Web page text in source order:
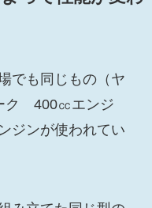
でも同じもの（ヤ
ク 400㏄エンジ
ジンが使われてい